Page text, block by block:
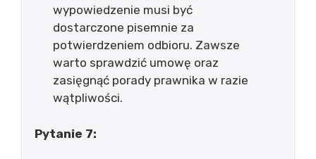
wypowiedzenie musi być
dostarczone pisemnie za
potwierdzeniem odbioru. Zawsze
warto sprawdzić umowę oraz
zasięgnąć porady prawnika w razie
wątpliwości.
Pytanie 7: